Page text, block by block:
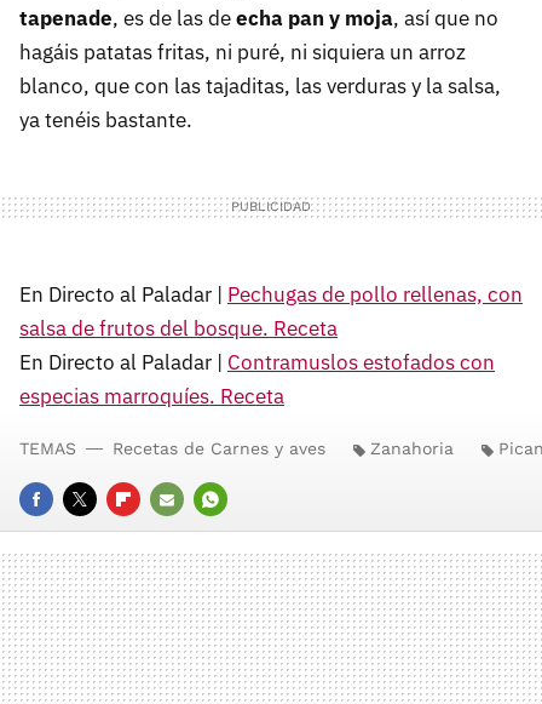
tapenade, es de las deecha pan y moja, así que no
hagáis patatas fritas, ni puré, ni siquiera un arroz
blanco, que con las tajaditas, las verduras y la salsa,
ya tenéis bastante.
En Directo al Paladar | Pechugas de pollo rellenas, con
salsa de frutos del bosque. Receta
En Directo al Paladar | Contramuslos estofados con
especias marroquíes. Receta
FACEBOOK
TWITTERFLIPBOARD
E-
MAIL
WHATSAPP
TEMAS Recetas de Carnes y aves Zanahoria